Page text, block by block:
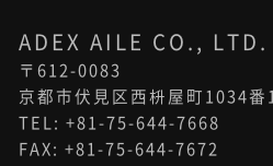
ADEX AILE CO., LTD.
〒612-0083
京都市伏見区西枡屋町1034番1
TEL: +81-75-644-7668
FAX: +81-75-644-7672